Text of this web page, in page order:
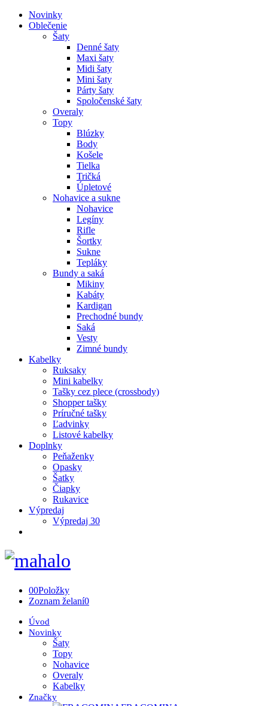
Novinky
Oblečenie
Šaty
Denné šaty
Maxi šaty
Midi šaty
Mini šaty
Párty šaty
Spoločenské šaty
Overaly
Topy
Blúzky
Body
Košele
Tielka
Tričká
Úpletové
Nohavice a sukne
Nohavice
Legíny
Rifle
Šortky
Sukne
Tepláky
Bundy a saká
Mikiny
Kabáty
Kardigan
Prechodné bundy
Saká
Vesty
Zimné bundy
Kabelky
Ruksaky
Mini kabelky
Tašky cez plece (crossbody)
Shopper tašky
Príručné tašky
Ľadvinky
Listové kabelky
Doplnky
Peňaženky
Opasky
Šatky
Čiapky
Rukavice
Výpredaj
Výpredaj 30
00Položky
Zoznam želaní0
Úvod
Novinky
Šaty
Topy
Nohavice
Overaly
Kabelky
Značky